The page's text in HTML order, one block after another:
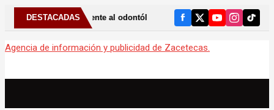
DESTACADAS
al odontólogo puede ayudar a detectar el bruxismo
Agencia de información y publicidad de Zacetecas.